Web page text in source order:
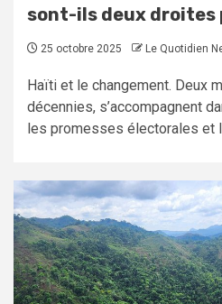
sont-ils deux droites
25 octobre 2025 Le Quotidien
Haïti et le changement. Deux
décennies, s’accompagnent
les promesses électorales et